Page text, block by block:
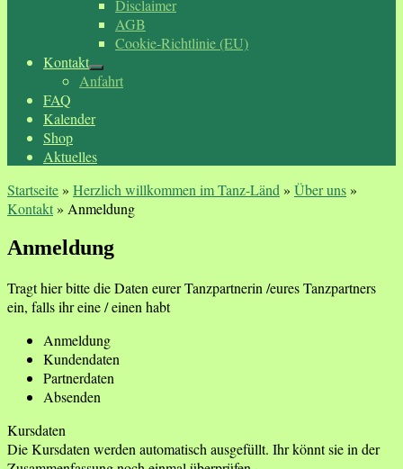
Disclaimer
AGB
Cookie-Richtlinie (EU)
Kontakt
Anfahrt
FAQ
Kalender
Shop
Aktuelles
Startseite» Herzlich willkommen im Tanz-Länd » Über uns»
Kontakt» Anmeldung
Anmeldung
Tragt hier bitte die Daten eurer Tanzpartnerin /eures Tanzpartners
ein, falls ihr eine / einen habt
Anmeldung
Kundendaten
Partnerdaten
Absenden
Kursdaten
Die Kursdaten werden automatisch ausgefüllt. Ihr könnt sie in der